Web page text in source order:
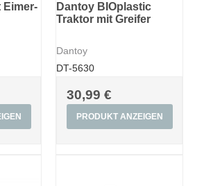
Eimer-
Dantoy BIOplastic
Traktor mit Greifer
Dantoy
DT-5630
30,99 €
PRODUKT ANZEIGEN